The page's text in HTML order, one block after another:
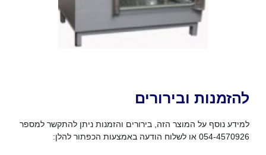
להזמנות ובירורים
למידע נוסף על המוצר הזה, בירורים והזמנות ניתן להתקשר למספר
054-4570926 או לשלוח הודעה באמצעות הכפתור להלן: